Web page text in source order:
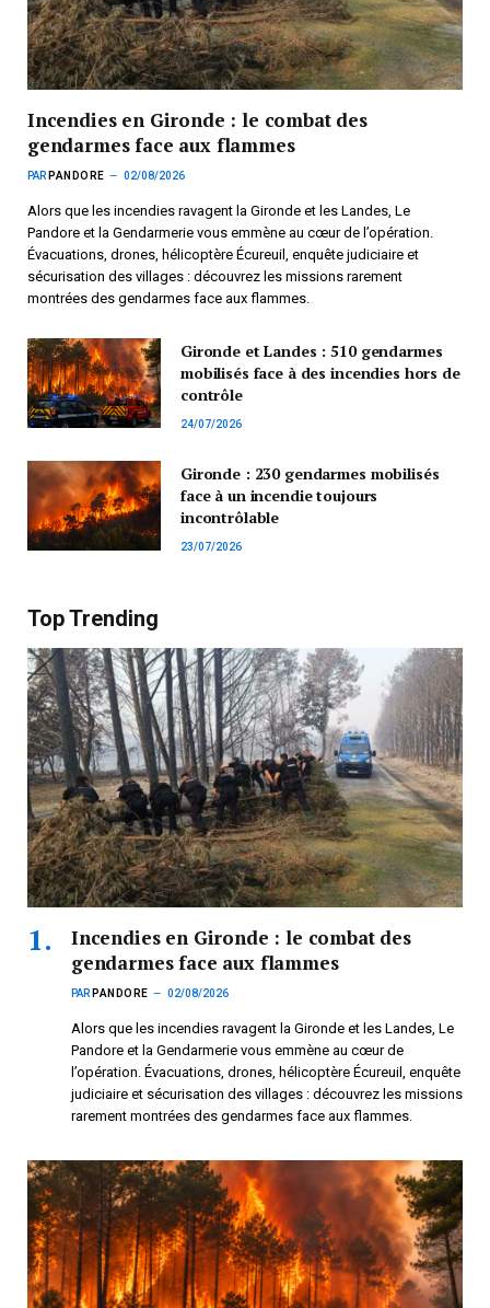
Incendies en Gironde : le combat des
gendarmes face aux flammes
PAR PANDORE 02/08/2026
Alors que les incendies ravagent la Gironde et les Landes, Le
Pandore et la Gendarmerie vous emmène au cœur de l’opération.
Évacuations, drones, hélicoptère Écureuil, enquête judiciaire et
sécurisation des villages : découvrez les missions rarement
montrées des gendarmes face aux flammes.
Gironde et Landes : 510 gendarmes
mobilisés face à des incendies hors de
contrôle
24/07/2026
Gironde : 230 gendarmes mobilisés
face à un incendie toujours
incontrôlable
23/07/2026
Top Trending
Incendies en Gironde : le combat des
gendarmes face aux flammes
PAR PANDORE 02/08/2026
Alors que les incendies ravagent la Gironde et les Landes, Le
Pandore et la Gendarmerie vous emmène au cœur de
l’opération. Évacuations, drones, hélicoptère Écureuil, enquête
judiciaire et sécurisation des villages : découvrez les missions
rarement montrées des gendarmes face aux flammes.